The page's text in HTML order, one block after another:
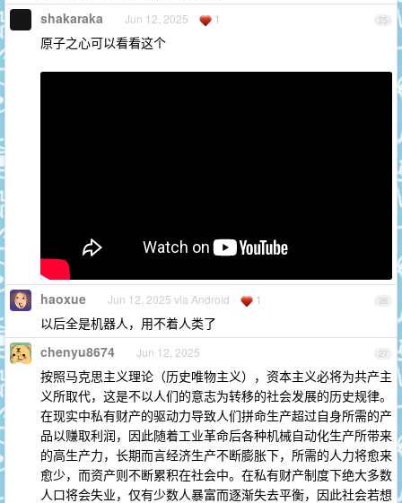
25
shakaraka Jun 12, 2025 1
原子之心可以看看这个
26
haoxue Jun 12, 2025 via Android 1
以后全是机器人，用不着人类了
27
chenyu8674 Jun 12, 2025
按照马克思主义理论（历史唯物主义），资本主义必将为共产主
义所取代，这是不以人们的意志为转移的社会发展的历史规律。
在现实中私有财产的驱动力导致人们拼命生产超过自身所需的产
品以赚取利润，因此随着工业革命后各种机械自动化生产所带来
的高生产力，长期而言经济生产不断膨胀下，所需的人力将愈来
愈少，而资产则不断累积在社会中。在私有财产制度下绝大多数
人口将会失业，仅有少数人暴富而逐渐失去平衡，因此社会若想